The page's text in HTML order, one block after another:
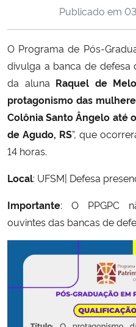
Ministério da Cidadania
Ministério de Minas e Energia
Ministério da Ciência, Tecnologia,
Ministério do Meio Ambiente
Ministério do Turismo
Ministério do Desenvolvimento
Ministério da Mulher, da Família e dos
Publicado em
O Programa de Pós-
divulga a banca de defesa
da aluna Raquel de
protagonismo das
Colônia Santo Ângelo até
de Agudo, RS”, que
14 horas.
Local: UFSM| Defesa
Importante: O PPGPC
ouvintes das bancas de